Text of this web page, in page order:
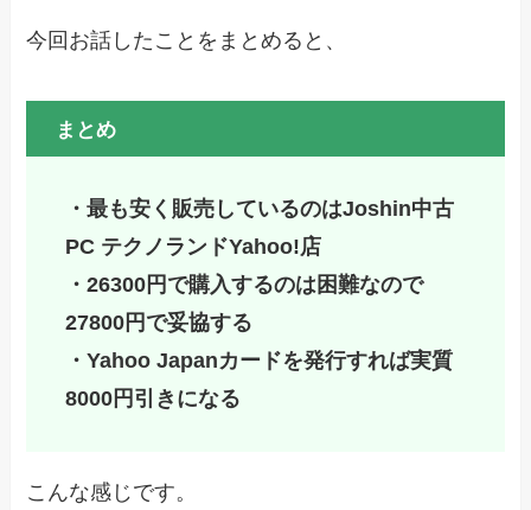
今回お話したことをまとめると、
まとめ
・最も安く販売しているのはJoshin中古
PC テクノランドYahoo!店
・26300円で購入するのは困難なので
27800円で妥協する
・Yahoo Japanカードを発行すれば実質
8000円引きになる
こんな感じです。